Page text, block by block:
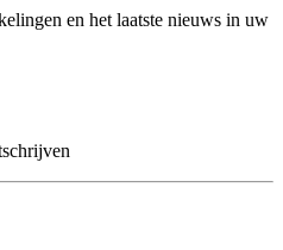
en het laatste nieuws in uw